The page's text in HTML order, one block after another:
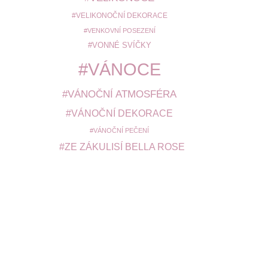
VELIKONOČNÍ DEKORACE
VENKOVNÍ POSEZENÍ
VONNÉ SVÍČKY
VÁNOCE
VÁNOČNÍ ATMOSFÉRA
VÁNOČNÍ DEKORACE
VÁNOČNÍ PEČENÍ
ZE ZÁKULISÍ BELLA ROSE